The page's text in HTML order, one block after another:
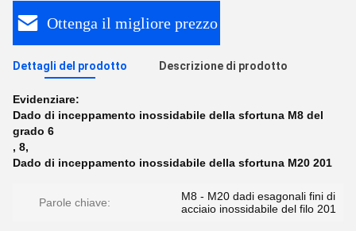
Ottenga il migliore prezzo
Dettagli del prodotto Descrizione di prodotto
Evidenziare:
Dado di inceppamento inossidabile della sfortuna M8 del
grado 6
, 8,
Dado di inceppamento inossidabile della sfortuna M20 201
Parole chiave:
M8 - M20 dadi esagonali fini di
acciaio inossidabile del filo 201